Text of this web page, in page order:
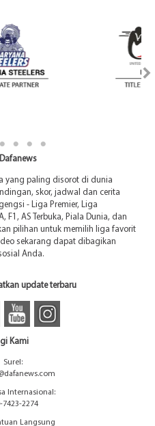
yang paling disorot di dunia
skor, jadwal dan cerita
- Liga Premier, Liga
F1, AS Terbuka, Piala Dunia, dan
pilihan untuk memilih liga favorit
sekarang dapat dibagikan
Anda.
update terbaru
Kami
Surel:
Internasional:
7423-2274
Langsung